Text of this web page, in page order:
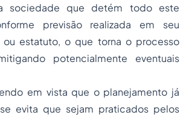
sociedade que detém todo este
previsão realizada em seu
estatuto, o que torna o processo
potencialmente eventuais
em vista que o planejamento já
evita que sejam praticados pelos